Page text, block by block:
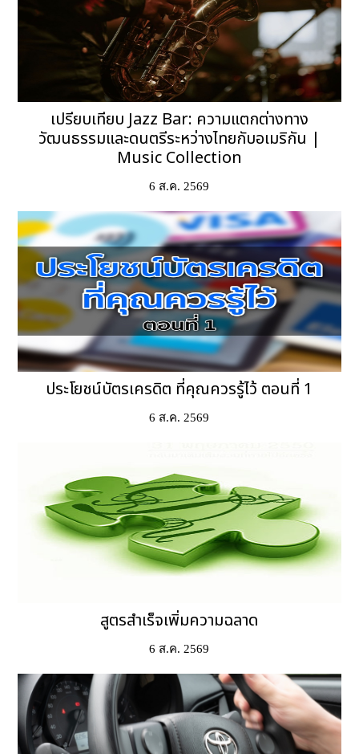
เปรียบเทียบ Jazz Bar: ความแตกต่างทาง
วัฒนธรรมและดนตรีระหว่างไทยกับอเมริกัน |
Music Collection
6 ส.ค. 2569
ประโยชน์บัตรเครดิต ที่คุณควรรู้ไว้ ตอนที่ 1
6 ส.ค. 2569
สูตรสำเร็จเพิ่มความฉลาด
6 ส.ค. 2569